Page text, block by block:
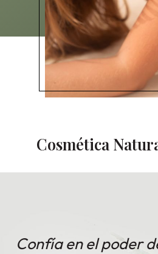
Cosmética
Confía en el poder